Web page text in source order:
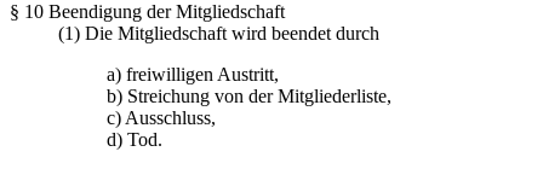
§ 10 Beendigung der Mitgliedschaft
(1) Die Mitgliedschaft wird beendet durch
a) freiwilligen Austritt,
b) Streichung von der Mitgliederliste,
c) Ausschluss,
d) Tod.